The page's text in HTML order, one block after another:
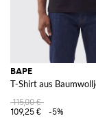
BAPE
T-Shirt aus
115,00 €
109,25 €
-5%